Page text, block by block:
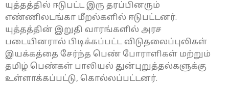
யுத்தத்தில் ஈடுபட்ட இரு தரப்பினரும்
எண்ணிலடங்கா மீறல்களில் ஈடுபட்டனர்.
யுத்தத்தின் இறுதி வாரங்களில் அரச
படையினரால் பிடிக்கப்பட்ட விடுதலைப்புலிகள்
இயக்கத்தை சேர்ந்த பெண் போராளிகள் மற்றும்
தமிழ் பெண்கள் பாலியல் துன்புறுத்தல்களுக்கு
உள்ளாக்கப்பட்டு, கொல்லப்பட்டனர்.